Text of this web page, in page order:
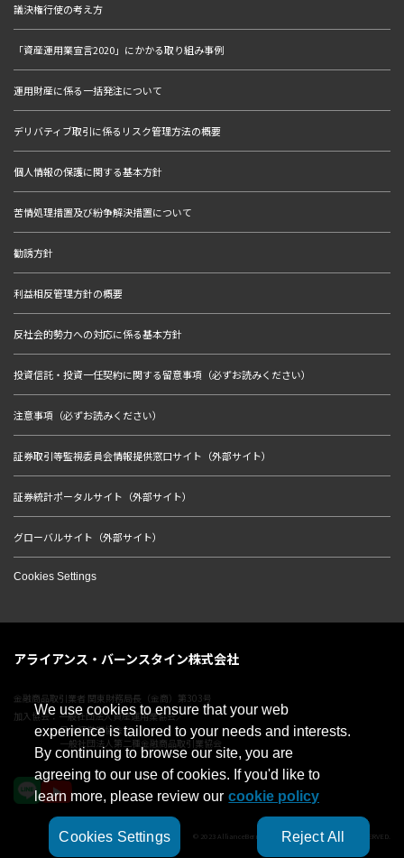
議決権行使の考え方
「資産運用業宣言2020」にかかる取り組み事例
運用財産に係る一括発注について
デリバティブ取引に係るリスク管理方法の概要
個人情報の保護に関する基本方針
苦情処理措置及び紛争解決措置について
勧誘方針
利益相反管理方針の概要
反社会的勢力への対応に係る基本方針
投資信託・投資一任契約に関する留意事項（必ずお読みください）
注意事項（必ずお読みください）
証券取引等監視委員会情報提供窓口サイト（外部サイト）
証券統計ポータルサイト（外部サイト）
グローバルサイト（外部サイト）
Cookies Settings
アライアンス・バーンスタイン株式会社
金融商品取引業者 関東財務局長（金商）第303号
加入協会：一般社団法人資産運用業協会／
日本証券業協会／
一般社団法人第二種金融商品取引業協会
© 2023 AllianceBernstein Japan Ltd. ALL RIGHTS RESERVED.
We use cookies to ensure that your web
experience is tailored to your needs and interests.
By continuing to browse our site, you are
agreeing to our use of cookies. If you'd like to
learn more, please review our cookie policy
Cookies Settings Reject All